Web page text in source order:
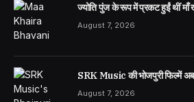
ज्योति पुंज के रूप में प्रकट हुईं थीं माँ
August 7, 2026
SRK Music की भोजपुरी फिल्में
August 7, 2026